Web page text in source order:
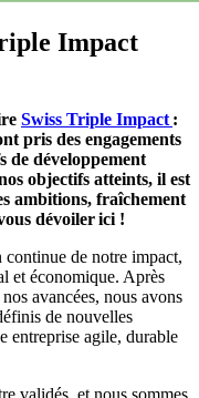
Impact
Swiss Triple Impact :
pris des engagements
de développement
objectifs atteints, il est
ambitions, fraîchement
dévoiler ici !
de notre impact,
et économique. Après
avancées, nous avons
de nouvelles
entreprise agile, durable